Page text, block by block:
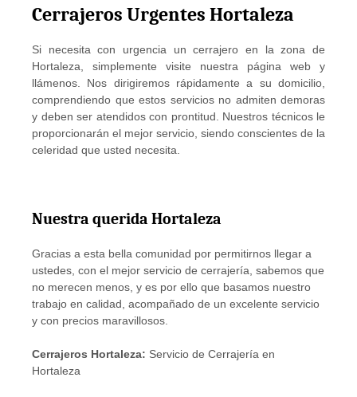
Cerrajeros Urgentes Hortaleza
Si necesita con urgencia un cerrajero en la zona de
Hortaleza, simplemente visite nuestra página web y
llámenos. Nos dirigiremos rápidamente a su domicilio,
comprendiendo que estos servicios no admiten demoras
y deben ser atendidos con prontitud. Nuestros técnicos le
proporcionarán el mejor servicio, siendo conscientes de la
celeridad que usted necesita.
Nuestra querida Hortaleza
Gracias a esta bella comunidad por permitirnos llegar a
ustedes, con el mejor servicio de cerrajería, sabemos que
no merecen menos, y es por ello que basamos nuestro
trabajo en calidad, acompañado de un excelente servicio
y con precios maravillosos.
Cerrajeros Hortaleza: Servicio de Cerrajería en
Hortaleza